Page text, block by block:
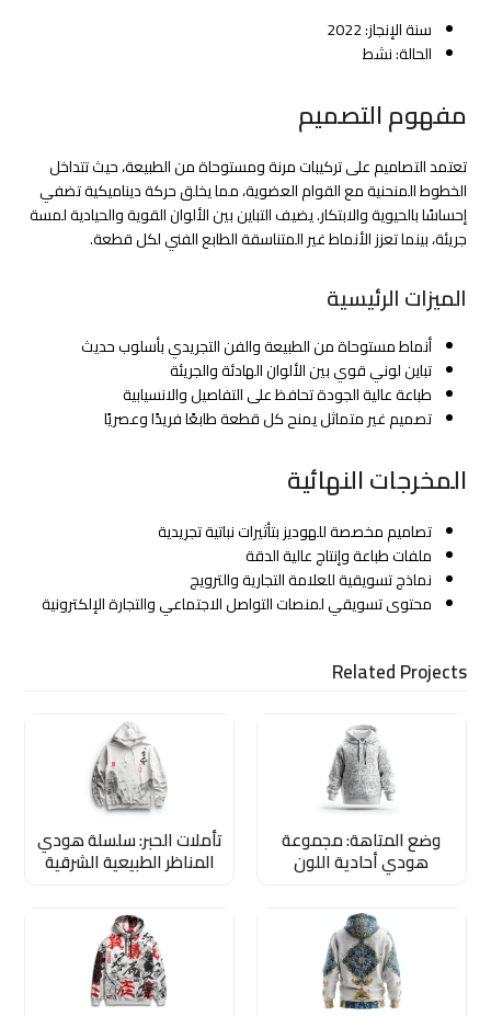
سنة الإنجاز: 2022
الحالة: نشط
مفهوم التصميم
تعتمد التصاميم على تركيبات مرنة ومستوحاة من الطبيعة، حيث تتداخل
الخطوط المنحنية مع القوام العضوية، مما يخلق حركة ديناميكية تضفي
إحساسًا بالحيوية والابتكار. يضيف التباين بين الألوان القوية والحيادية لمسة
جريئة، بينما تعزز الأنماط غير المتناسقة الطابع الفني لكل قطعة.
الميزات الرئيسية
أنماط مستوحاة من الطبيعة والفن التجريدي بأسلوب حديث
تباين لوني قوي بين الألوان الهادئة والجريئة
طباعة عالية الجودة تحافظ على التفاصيل والانسيابية
تصميم غير متماثل يمنح كل قطعة طابعًا فريدًا وعصريًا
المخرجات النهائية
تصاميم مخصصة للهوديز بتأثيرات نباتية تجريدية
ملفات طباعة وإنتاج عالية الدقة
نماذج تسويقية للعلامة التجارية والترويج
محتوى تسويقي لمنصات التواصل الاجتماعي والتجارة الإلكترونية
Related Projects
وضع المتاهة: مجموعة
هودي أحادية اللون
تأملات الحبر: سلسلة هودي
المناظر الطبيعية الشرقية